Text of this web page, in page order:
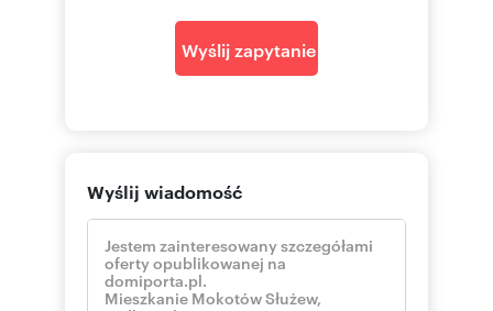
Wyślij zapytanie
Wyślij wiadomość